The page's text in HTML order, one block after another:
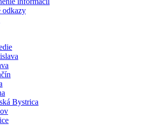
odkazy
Bystrica